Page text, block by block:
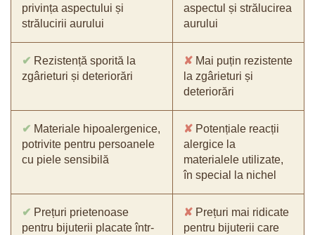
privința aspectului și
strălucirii aurului
aspectul și strălucirea
aurului
✔ Rezistență sporită la
zgârieturi și deteriorări
✘ Mai puțin rezistente
la zgârieturi și
deteriorări
✔ Materiale hipoalergenice,
potrivite pentru persoanele
cu piele sensibilă
✘ Potențiale reacții
alergice la
materialele utilizate,
în special la nichel
✔ Prețuri prietenoase
pentru bijuterii placate într-
✘ Prețuri mai ridicate
pentru bijuterii care